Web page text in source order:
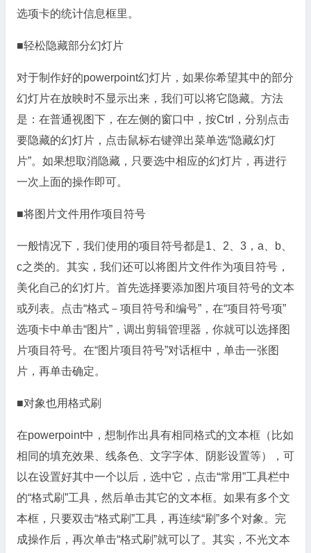
选项卡的统计信息框里。
■轻松隐藏部分幻灯片
对于制作好的powerpoint幻灯片，如果你希望其中的部分
幻灯片在放映时不显示出来，我们可以将它隐藏。方法
是：在普通视图下，在左侧的窗口中，按Ctrl，分别点击
要隐藏的幻灯片，点击鼠标右键弹出菜单选“隐藏幻灯
片”。如果想取消隐藏，只要选中相应的幻灯片，再进行
一次上面的操作即可。
■将图片文件用作项目符号
一般情况下，我们使用的项目符号都是1、2、3，a、b、
c之类的。其实，我们还可以将图片文件作为项目符号，
美化自己的幻灯片。首先选择要添加图片项目符号的文本
或列表。点击“格式－项目符号和编号”，在“项目符号项”
选项卡中单击“图片”，调出剪辑管理器，你就可以选择图
片项目符号。在“图片项目符号”对话框中，单击一张图
片，再单击确定。
■对象也用格式刷
在powerpoint中，想制作出具有相同格式的文本框（比如
相同的填充效果、线条色、文字字体、阴影设置等），可
以在设置好其中一个以后，选中它，点击“常用”工具栏中
的“格式刷”工具，然后单击其它的文本框。如果有多个文
本框，只要双击“格式刷”工具，再连续“刷”多个对象。完
成操作后，再次单击“格式刷”就可以了。其实，不光文本